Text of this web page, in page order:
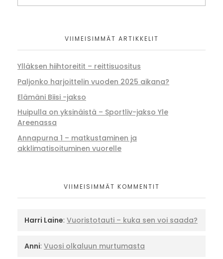
VIIMEISIMMÄT ARTIKKELIT
Ylläksen hiihtoreitit – reittisuositus
Paljonko harjoittelin vuoden 2025 aikana?
Elämäni Biisi -jakso
Huipulla on yksinäistä – Sportliv-jakso Yle
Areenassa
Annapurna 1 – matkustaminen ja
akklimatisoituminen vuorelle
VIIMEISIMMÄT KOMMENTIT
Harri Laine: Vuoristotauti – kuka sen voi saada?
Anni: Vuosi olkaluun murtumasta